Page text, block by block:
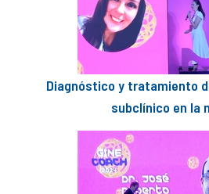
Diagnóstico y tratamiento
subclínico en la